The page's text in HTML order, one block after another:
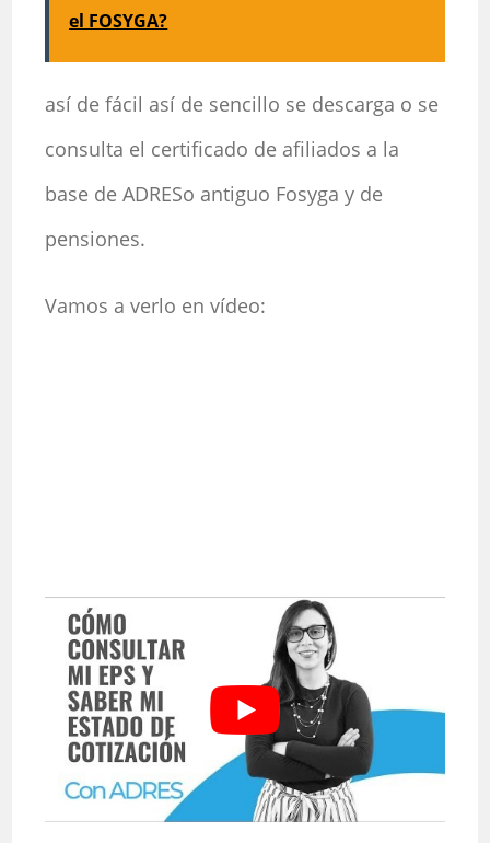
el FOSYGA?
así de fácil así de sencillo se descarga o se
consulta el certificado de afiliados a la
base de ADRESo antiguo Fosyga y de
pensiones.
Vamos a verlo en vídeo: